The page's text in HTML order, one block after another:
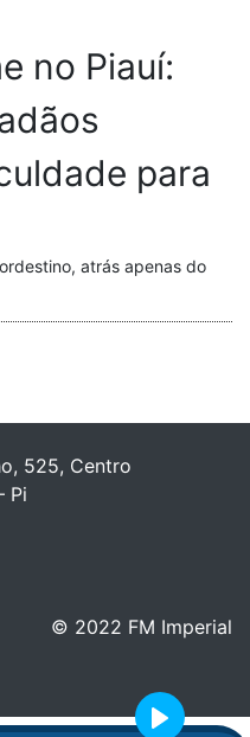
no Piauí:
para
atrás apenas do
Play
525, Centro
Pi
© 2022 FM Imperial